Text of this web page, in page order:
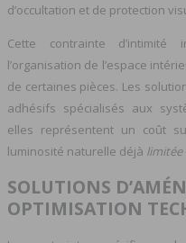
d’occultation et de protection
Cette contrainte
l’organisation de l’espace
de certaines pièces. Les
adhésifs spécialisés aux
elles représentent un coût
luminosité naturelle déjà limitée
SOLUTIONS
OPTIMISATION